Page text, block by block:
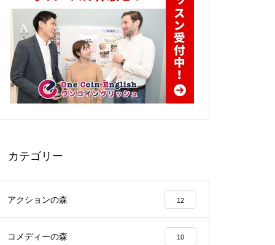
カテゴリー
アクションの森 12
コメディーの森 10